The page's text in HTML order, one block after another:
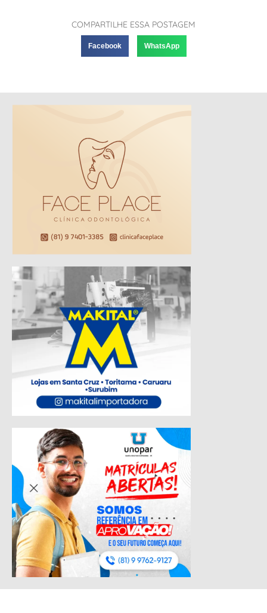
COMPARTILHE ESSA POSTAGEM
Facebook WhatsApp